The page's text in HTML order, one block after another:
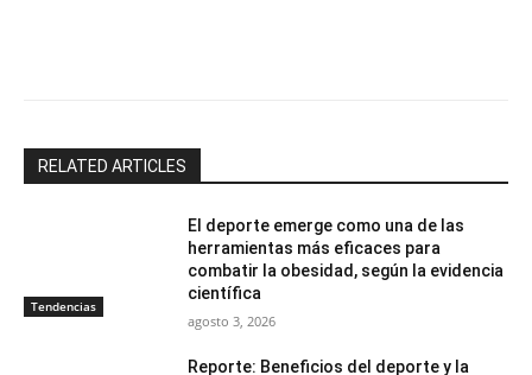
RELATED ARTICLES
Tendencias
El deporte emerge como una de las
herramientas más eficaces para
combatir la obesidad, según la evidencia
científica
agosto 3, 2026
Reporte: Beneficios del deporte y la